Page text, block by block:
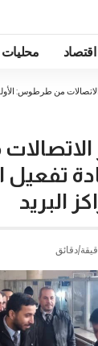
اقتصاد محليات
من طرطوس:
البريد